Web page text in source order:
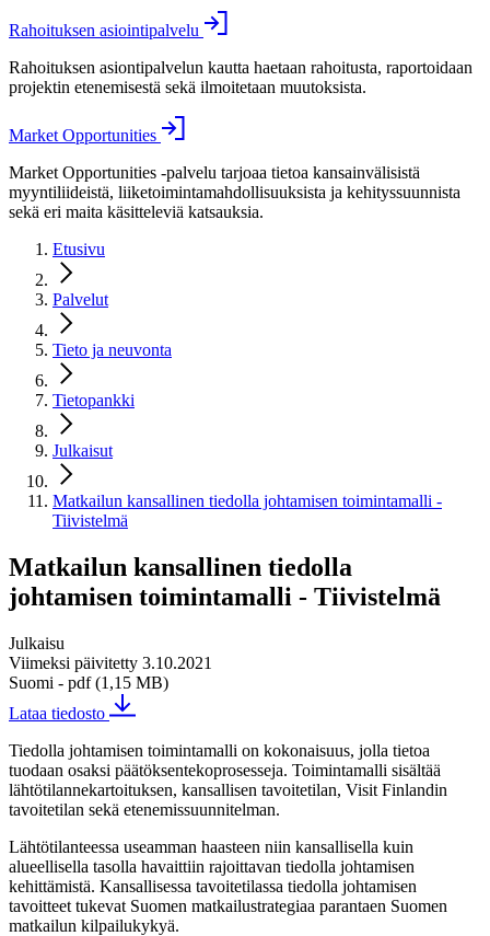
Rahoituksen asiointipalvelu
Rahoituksen asiontipalvelun kautta haetaan rahoitusta, raportoidaan
projektin etenemisestä sekä ilmoitetaan muutoksista.
Market Opportunities
Market Opportunities -palvelu tarjoaa tietoa kansainvälisistä
myyntiliideistä, liiketoimintamahdollisuuksista ja kehityssuunnista
sekä eri maita käsitteleviä katsauksia.
Etusivu
Palvelut
Tieto ja neuvonta
Tietopankki
Julkaisut
Matkailun kansallinen tiedolla johtamisen toimintamalli -
Tiivistelmä
Matkailun kansallinen tiedolla
johtamisen toimintamalli - Tiivistelmä
Julkaisu
Viimeksi päivitetty 3.10.2021
Suomi - pdf (1,15 MB)
Lataa tiedosto
Tiedolla johtamisen toimintamalli on kokonaisuus, jolla tietoa
tuodaan osaksi päätöksentekoprosesseja. Toimintamalli sisältää
lähtötilannekartoituksen, kansallisen tavoitetilan, Visit Finlandin
tavoitetilan sekä etenemissuunnitelman.
Lähtötilanteessa useamman haasteen niin kansallisella kuin
alueellisella tasolla havaittiin rajoittavan tiedolla johtamisen
kehittämistä. Kansallisessa tavoitetilassa tiedolla johtamisen
tavoitteet tukevat Suomen matkailustrategiaa parantaen Suomen
matkailun kilpailukykyä.